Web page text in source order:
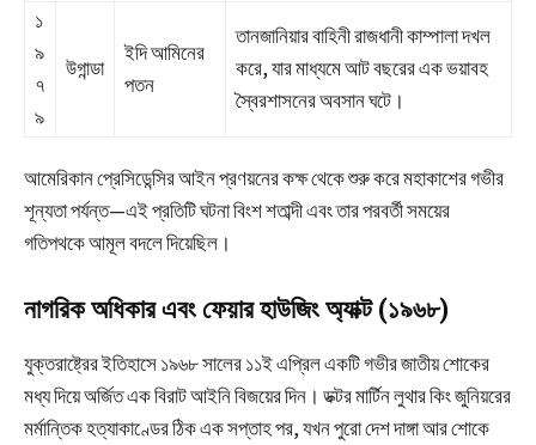
১
৯
৭
৯
উগান্ডা
ইদি আমিনের
পতন
তানজানিয়ার বাহিনী রাজধানী কাম্পালা দখল
করে, যার মাধ্যমে আট বছরের এক ভয়াবহ
স্বৈরশাসনের অবসান ঘটে।
আমেরিকান প্রেসিডেন্সির আইন প্রণয়নের কক্ষ থেকে শুরু করে মহাকাশের গভীর
শূন্যতা পর্যন্ত—এই প্রতিটি ঘটনা বিংশ শতাব্দী এবং তার পরবর্তী সময়ের
গতিপথকে আমূল বদলে দিয়েছিল।
নাগরিক অধিকার এবং ফেয়ার হাউজিং অ্যাক্ট (১৯৬৮)
যুক্তরাষ্ট্রের ইতিহাসে ১৯৬৮ সালের ১১ই এপ্রিল একটি গভীর জাতীয় শোকের
মধ্য দিয়ে অর্জিত এক বিরাট আইনি বিজয়ের দিন। ডক্টর মার্টিন লুথার কিং জুনিয়রের
মর্মান্তিক হত্যাকাণ্ডের ঠিক এক সপ্তাহ পর, যখন পুরো দেশ দাঙ্গা আর শোকে